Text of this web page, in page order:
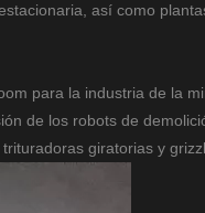
así como
para la industria de la
de los robots de
giratorias y